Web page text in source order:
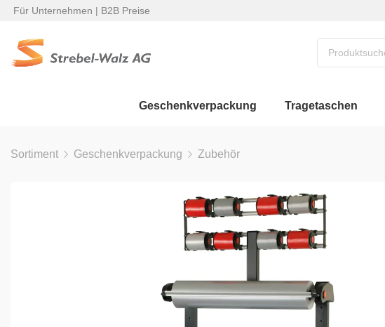
Für Unternehmen | B2B Preise
Geschenkverpackung Tragetaschen
Sortiment Geschenkverpackung Zubehör